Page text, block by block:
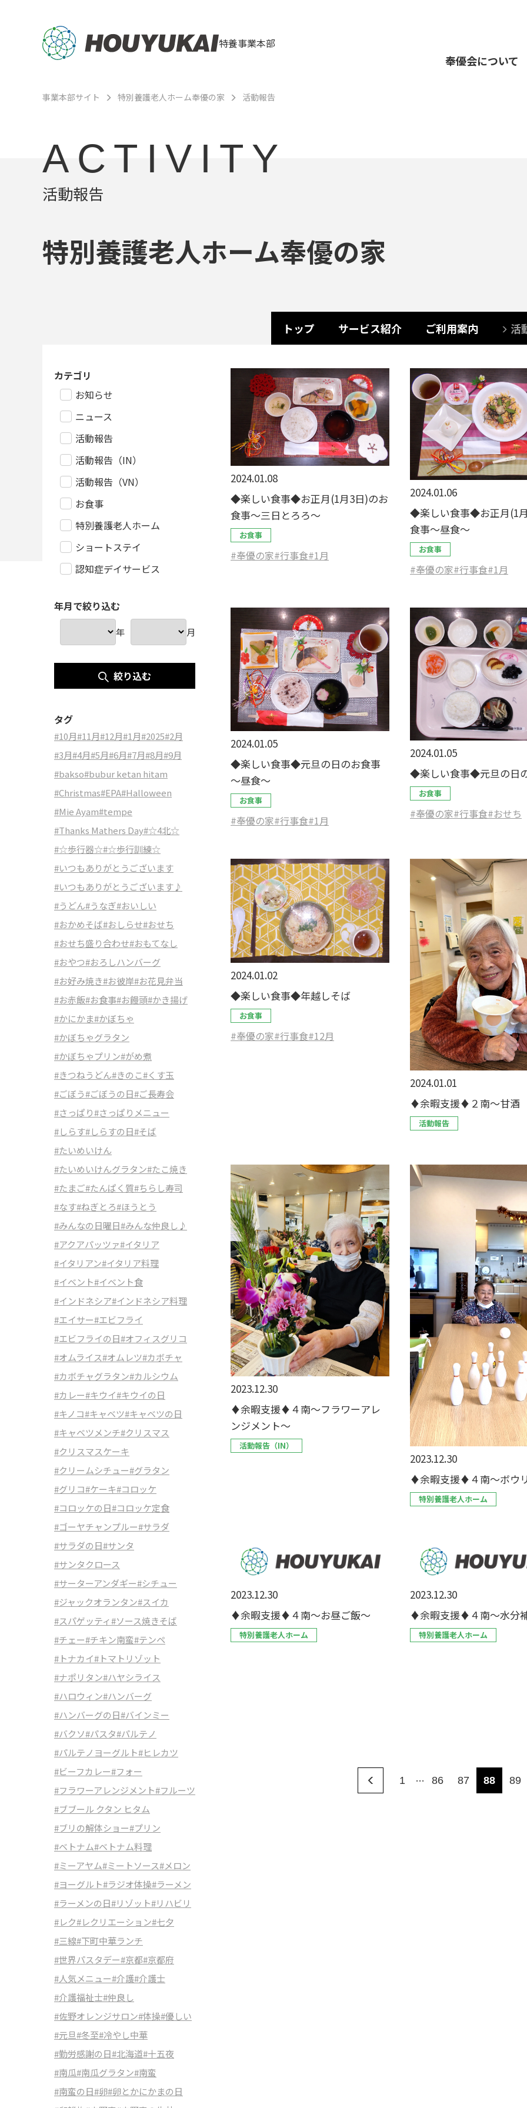
特養事業本部
奉優会について
事業本部サイト 特別養護老人ホーム奉優の家 活動報告
ACTIVITY
活動報告
特別養護老人ホーム奉優の家
トップ サービス紹介 ご利用案内 活
2024.01.08
◆楽しい食事◆お正月(1月3日)のお
食事～三日とろろ～
お食事
#奉優の家#行事食#1月
2024.01.06
◆楽しい食事◆お正月(1
食事～昼食～
お食事
#奉優の家#行事食#1月
2024.01.05
◆楽しい食事◆元旦の日のお食事
～昼食～
お食事
#奉優の家#行事食#1月
2024.01.05
◆楽しい食事◆元旦の日
お食事
#奉優の家#行事食#おせち
2024.01.02
◆楽しい食事◆年越しそば
お食事
#奉優の家#行事食#12月
2024.01.01
♦余暇支援♦２南～甘
活動報告
2023.12.30
♦余暇支援♦４南～フラワーアレ
ンジメント～
活動報告（IN）
2023.12.30
♦余暇支援♦４南～ボウ
特別養護老人ホーム
2023.12.30
♦余暇支援♦４南～お昼ご飯～
特別養護老人ホーム
2023.12.30
♦余暇支援♦４南～水分
特別養護老人ホーム
1 … 86 87 88 89
カテゴリ
お知らせ
ニュース
活動報告
活動報告（IN）
活動報告（VN）
お食事
特別養護老人ホーム
ショートステイ
認知症デイサービス
年月で絞り込む
年 月
絞り込む
タグ
#10月#11月#12月#1月#2025#2月
#3月#4月#5月#6月#7月#8月#9月
#bakso#bubur ketan hitam
#Christmas#EPA#Halloween
#Mie Ayam#tempe
#Thanks Mathers Day#☆4北☆
#☆歩行器☆#☆歩行訓練☆
#いつもありがとうございます
#いつもありがとうございます♪
#うどん#うなぎ#おいしい
#おかめそば#おしらせ#おせち
#おせち盛り合わせ#おもてなし
#おやつ#おろしハンバーグ
#お好み焼き#お彼岸#お花見弁当
#お赤飯#お食事#お饅頭#かき揚げ
#かにかま#かぼちゃ
#かぼちゃグラタン
#かぼちゃプリン#がめ煮
#きつねうどん#きのこ#くす玉
#ごぼう#ごぼうの日#ご長寿会
#さっぱり#さっぱりメニュー
#しらす#しらすの日#そば
#たいめいけん
#たいめいけんグラタン#たこ焼き
#たまご#たんぱく質#ちらし寿司
#なす#ねぎとろ#ほうとう
#みんなの日曜日#みんな仲良し♪
#アクアパッツァ#イタリア
#イタリアン#イタリア料理
#イベント#イベント食
#インドネシア#インドネシア料理
#エイサー#エビフライ
#エビフライの日#オフィスグリコ
#オムライス#オムレツ#カボチャ
#カボチャグラタン#カルシウム
#カレー#キウイ#キウイの日
#キノコ#キャベツ#キャベツの日
#キャベツメンチ#クリスマス
#クリスマスケーキ
#クリームシチュー#グラタン
#グリコ#ケーキ#コロッケ
#コロッケの日#コロッケ定食
#ゴーヤチャンプルー#サラダ
#サラダの日#サンタ
#サンタクロース
#サーターアンダギー#シチュー
#ジャックオランタン#スイカ
#スパゲッティ#ソース焼きそば
#チェー#チキン南蛮#テンペ
#トナカイ#トマトリゾット
#ナポリタン#ハヤシライス
#ハロウィン#ハンバーグ
#ハンバーグの日#バインミー
#バクソ#パスタ#パルテノ
#パルテノヨーグルト#ヒレカツ
#ビーフカレー#フォー
#フラワーアレンジメント#フルーツ
#ブブール クタン ヒタム
#ブリの解体ショー#プリン
#ベトナム#ベトナム料理
#ミーアヤム#ミートソース#メロン
#ヨーグルト#ラジオ体操#ラーメン
#ラーメンの日#リゾット#リハビリ
#レク#レクリエーション#七夕
#三線#下町中華ランチ
#世界パスタデー#京都#京都府
#人気メニュー#介護#介護士
#介護福祉士#仲良し
#佐野オレンジサロン#体操#優しい
#元旦#冬至#冷やし中華
#勤労感謝の日#北海道#十五夜
#南瓜#南瓜グラタン#南蛮
#南蛮の日#卵#卵とかにかまの日